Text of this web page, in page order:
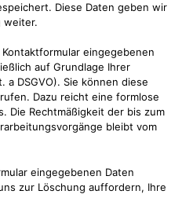
Diese Daten geben wir
weiter.
eingegebenen
auf Grundlage Ihrer
a DSGVO). Sie können diese
Dazu reicht eine formlose
Die Rechtmäßigkeit der bis zum
bleibt vom
eingegebenen Daten
zur Löschung auffordern, Ihre